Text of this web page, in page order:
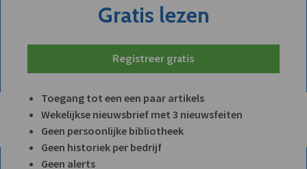
Gratis lezen
Registreer gratis
Toegang tot een een paar artikels
Wekelijkse nieuwsbrief met 3 nieuwsfeiten
Geen persoonlijke bibliotheek
Geen historiek per bedrijf
Geen alerts